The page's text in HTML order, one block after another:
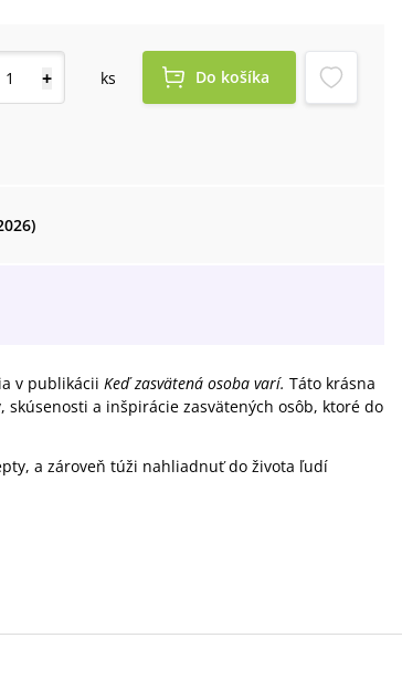
+ ks Do košíka
v publikácii Keď zasvätená osoba varí. Táto krásna
a inšpirácie zasvätených osôb, ktoré do
a zároveň túži nahliadnuť do života ľudí